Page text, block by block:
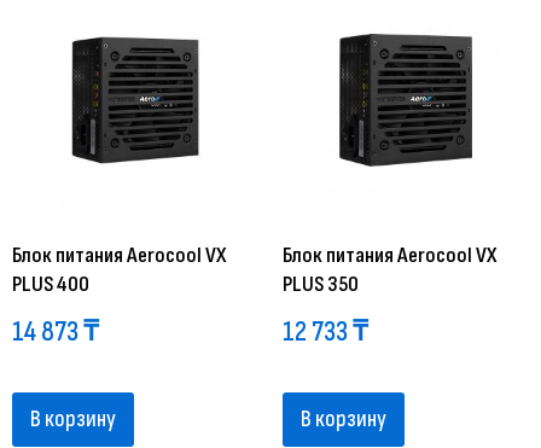
Блок питания Aerocool VX
PLUS 400
14 873₸
В корзину
Блок питания Aerocool VX
PLUS 350
12 733₸
В корзину